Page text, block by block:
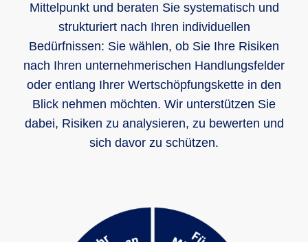
Mittelpunkt und beraten Sie systematisch und
strukturiert nach Ihren individuellen
Bedürfnissen: Sie wählen, ob Sie Ihre Risiken
nach Ihren unternehmerischen Handlungsfelder
oder entlang Ihrer Wertschöpfungskette in den
Blick nehmen möchten. Wir unterstützen Sie
dabei, Risiken zu analysieren, zu bewerten und
sich davor zu schützen.